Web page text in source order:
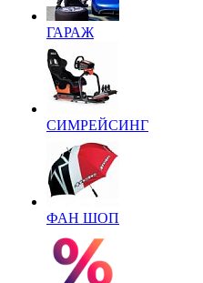
ГАРАЖ
СИМРЕЙСИНГ
ФАН ШОП